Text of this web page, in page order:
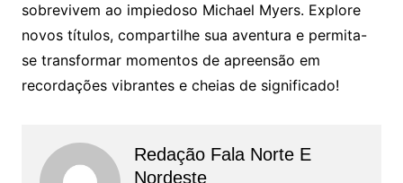
sobrevivem ao impiedoso Michael Myers. Explore
novos títulos, compartilhe sua aventura e permita-
se transformar momentos de apreensão em
recordações vibrantes e cheias de significado!
Redação Fala Norte E
Nordeste